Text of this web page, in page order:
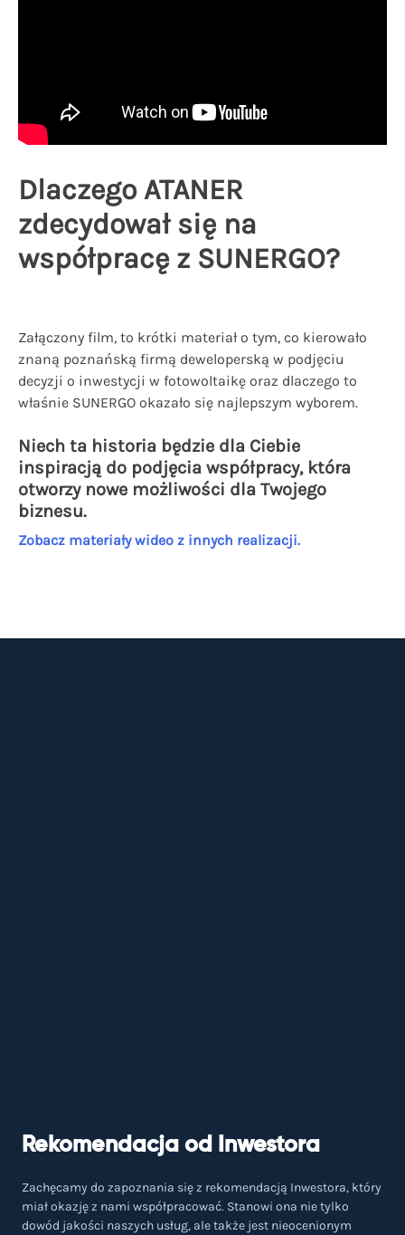
Dlaczego ATANER
zdecydował się na
współpracę z SUNERGO?
Załączony film, to krótki materiał o tym, co kierowało
znaną poznańską firmą deweloperską w podjęciu
decyzji o inwestycji w fotowoltaikę oraz dlaczego to
właśnie SUNERGO okazało się najlepszym wyborem.
Niech ta historia będzie dla Ciebie
inspiracją do podjęcia współpracy, która
otworzy nowe możliwości dla Twojego
biznesu.
Zobacz materiały wideo z innych realizacji.
Rekomendacja od Inwestora
Zachęcamy do zapoznania się z rekomendacją Inwestora, który
miał okazję z nami współpracować. Stanowi ona nie tylko
dowód jakości naszych usług, ale także jest nieocenionym